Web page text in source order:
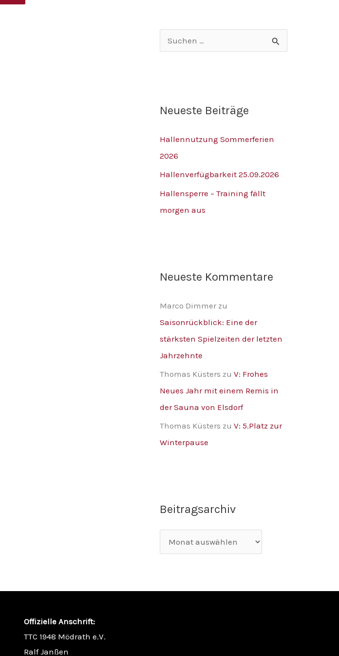
e
n
a
c
h
:
Neueste Beiträge
Hallennutzung Sommerferien
2026
Hallenverfügbarkeit 25.09.2026
Hallensperre – Training fällt
morgen aus
Neueste Kommentare
Marco Dimmer zu
Saisonrückblick: Eine der
stärksten Spielzeiten der letzten
Jahrzehnte
Thomas Küsters zu V: Frohes
Neues Jahr mit einem Remis in
der Sauna von Elsdorf
Thomas Küsters zu V: 5.Platz zur
Winterpause
Beitragsarchiv
Offizielle Anschrift:
TTC 1948 Mödrath e.V.
Ralf Janßen